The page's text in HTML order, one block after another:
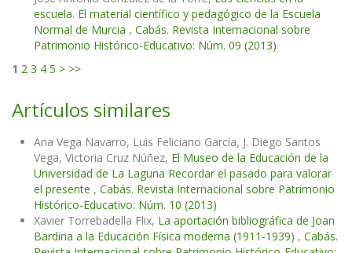
escuela. El material científico y pedagógico de la Escuela
Normal de Murcia , Cabás. Revista Internacional sobre
Patrimonio Histórico-Educativo: Núm. 09 (2013)
1 2 3 4 5 > >>
Artículos similares
Ana Vega Navarro, Luis Feliciano García, J. Diego Santos
Vega, Victoria Cruz Núñez, El Museo de la Educación de la
Universidad de La Laguna Recordar el pasado para valorar
el presente , Cabás. Revista Internacional sobre Patrimonio
Histórico-Educativo: Núm. 10 (2013)
Xavier Torrebadella Flix, La aportación bibliográfica de Joan
Bardina a la Educación Física moderna (1911-1939) , Cabás.